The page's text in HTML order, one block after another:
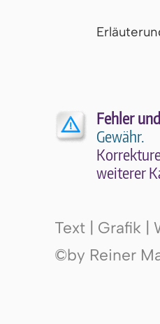
Fehler
Gewähr.
wei­te­rer
Text | Grafik |
©by Reiner